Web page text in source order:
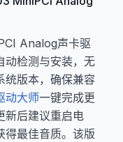
Analog声卡驱
动检测与安装，无
统版本，确保兼容
动大师一键完成更
新后建议重启电
得最佳音质。该版